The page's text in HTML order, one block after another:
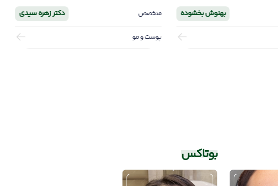
بهنوش بخشوده متخصص دکتر زهره سیدی
پوست و مو
بوتاکس